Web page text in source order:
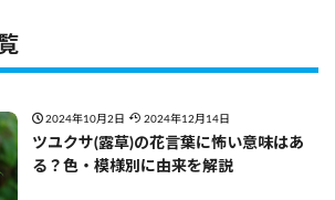
2024年10月2日 2024年12月14日
ツユクサ(露草)の花言葉に怖い意味はあ
る？色・模様別に由来を解説